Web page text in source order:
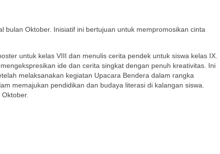
bulan Oktober. Inisiatif ini bertujuan untuk mempromosikan cinta
untuk kelas VIII dan menulis cerita pendek untuk siswa kelas IX.
ide dan cerita singkat dengan penuh kreativitas. Ini
melaksanakan kegiatan Upacara Bendera dalam rangka
memajukan pendidikan dan budaya literasi di kalangan siswa.